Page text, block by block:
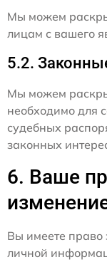
Мы можем
лицам с вашего
5.2.
Мы можем
необходимо для
судебных
законных
6. Ваше
Вы имеете право
личной